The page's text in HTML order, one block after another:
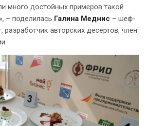
много достойных примеров такой
– поделилась Галина Меднис – шеф-
разработчик авторских десертов, член